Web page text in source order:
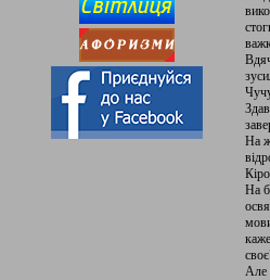
На
На
Але